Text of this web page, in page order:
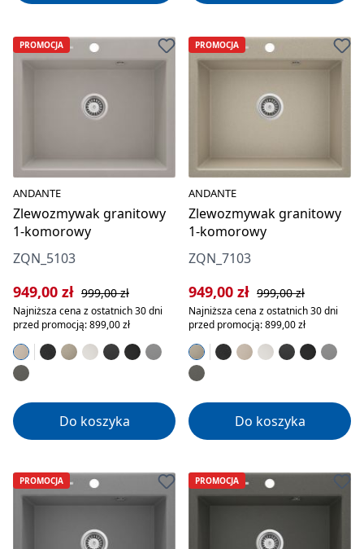
PROMOCJA
ANDANTE
Zlewozmywak granitowy
1-komorowy
ZQN_5103
Cena sprzedaży:
949,00 zł Cena regularna:
999,00 zł
Najniższa cena z ostatnich 30 dni
przed promocją: 899,00 zł
Do koszyka
PROMOCJA
ANDANTE
Zlewozmywak granitowy
1-komorowy
ZQN_7103
Cena sprzedaży:
949,00 zł Cena regularna:
999,00 zł
Najniższa cena z ostatnich 30 dni
przed promocją: 899,00 zł
Do koszyka
PROMOCJA PROMOCJA